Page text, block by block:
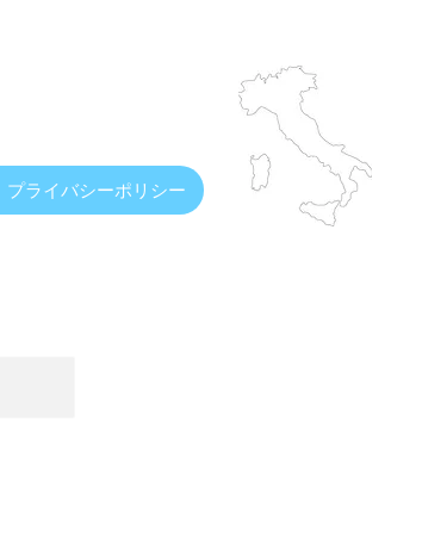
プライバシーポリシー